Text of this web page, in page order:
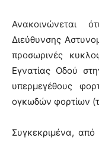
Ανακοινώνεται
Διεύθυνσης
προσωρινές
Εγνατίας Οδού
υπερμεγέθους
ογκωδών φορτίων
Συγκεκριμένα,